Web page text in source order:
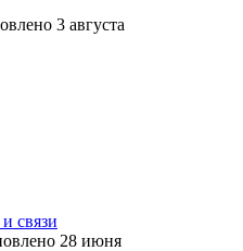
3 августа
связи
28 июня